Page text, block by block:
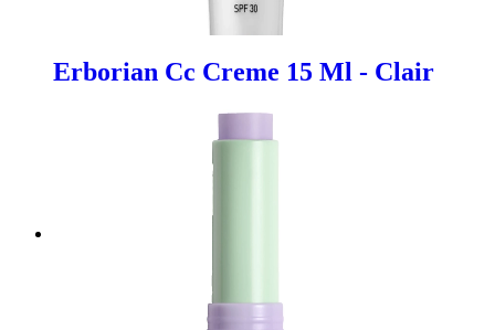
Erborian Cc Creme 15 Ml - Clair